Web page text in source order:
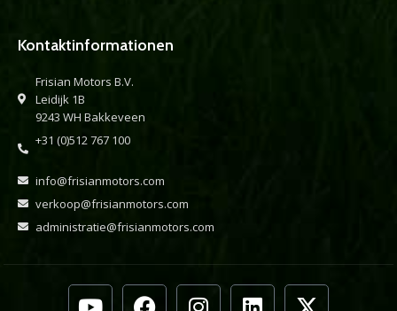
Kontaktinformationen
Frisian Motors B.V.
Leidijk 1B
9243 WH Bakkeveen
+31 (0)512 767 100
info@frisianmotors.com
verkoop@frisianmotors.com
administratie@frisianmotors.com